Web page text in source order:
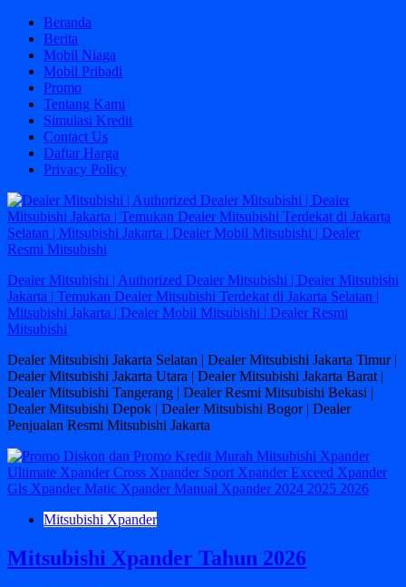
Skip
content
Beranda
Berita
Mobil Niaga
Mobil Pribadi
Promo
Tentang Kami
Simulasi Kredit
Contact Us
Daftar Harga
Privacy Policy
Dealer Mitsubishi | Authorized Dealer Mitsubishi | Dealer Mitsubishi
Jakarta | Temukan Dealer Mitsubishi Terdekat di Jakarta Selatan |
Mitsubishi Jakarta | Dealer Mobil Mitsubishi | Dealer Resmi
Mitsubishi
Dealer Mitsubishi Jakarta Selatan | Dealer Mitsubishi Jakarta Timur |
Dealer Mitsubishi Jakarta Utara | Dealer Mitsubishi Jakarta Barat |
Dealer Mitsubishi Tangerang | Dealer Resmi Mitsubishi Bekasi |
Dealer Mitsubishi Depok | Dealer Mitsubishi Bogor | Dealer
Penjualan Resmi Mitsubishi Jakarta
Mitsubishi Xpander
Mitsubishi Xpander Tahun 2026